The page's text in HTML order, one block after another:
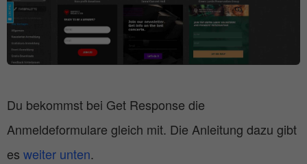
Du bekommst bei Get Response die
Anmeldeformulare gleich mit. Die Anleitung dazu gibt
es weiter unten.